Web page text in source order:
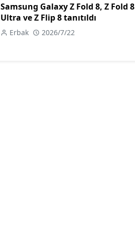
Samsung Galaxy Z Fold 8, Z Fold 8
Ultra ve Z Flip 8 tanıtıldı
Erbak 2026/7/22